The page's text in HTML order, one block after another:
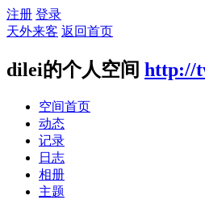
注册 登录
天外来客 返回首页
dilei的个人空间 http://
空间首页
动态
记录
日志
相册
主题